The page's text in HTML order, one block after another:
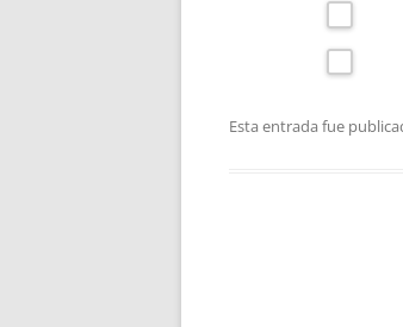
Esta entrada fue